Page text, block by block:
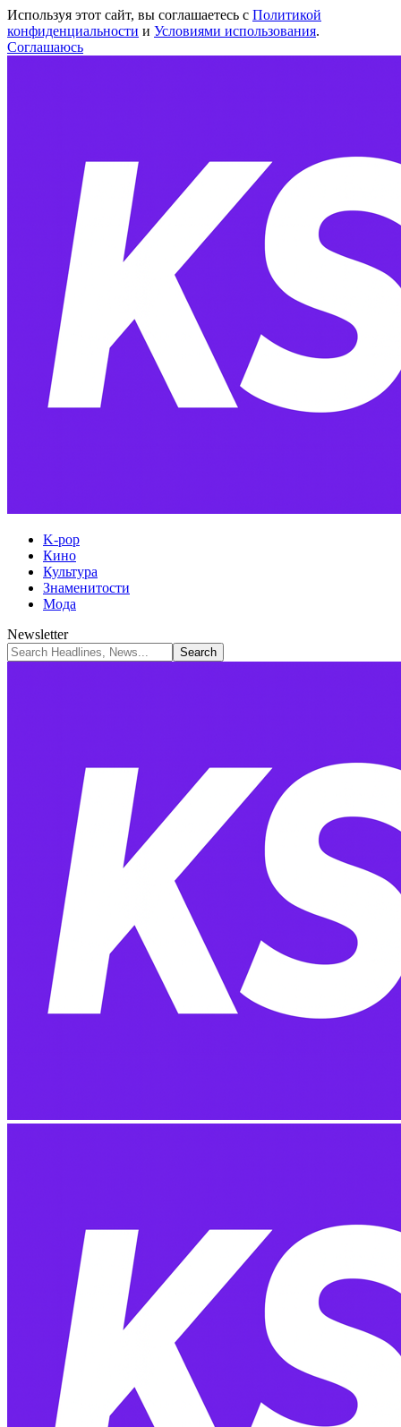
Используя этот сайт, вы соглашаетесь с Политикой
конфиденциальности и Условиями использования.
Соглашаюсь
K-pop
Кино
Культура
Знаменитости
Мода
Newsletter